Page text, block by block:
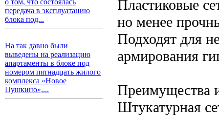
о том, что состоялась
передача в эксплуатацию
блока под...
На так давно были
выведены на реализацию
апартаменты в блоке под
номером пятнадцать жилого
комплекса «Новое
Пушкино»,...
Пластиковые
но менее
Подходят для
армирования
Преимущества
Штукатурная